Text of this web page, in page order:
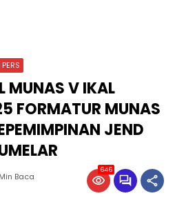
MUNAS V IKAL
FORMATUR MUNAS
JEND
Baca
646